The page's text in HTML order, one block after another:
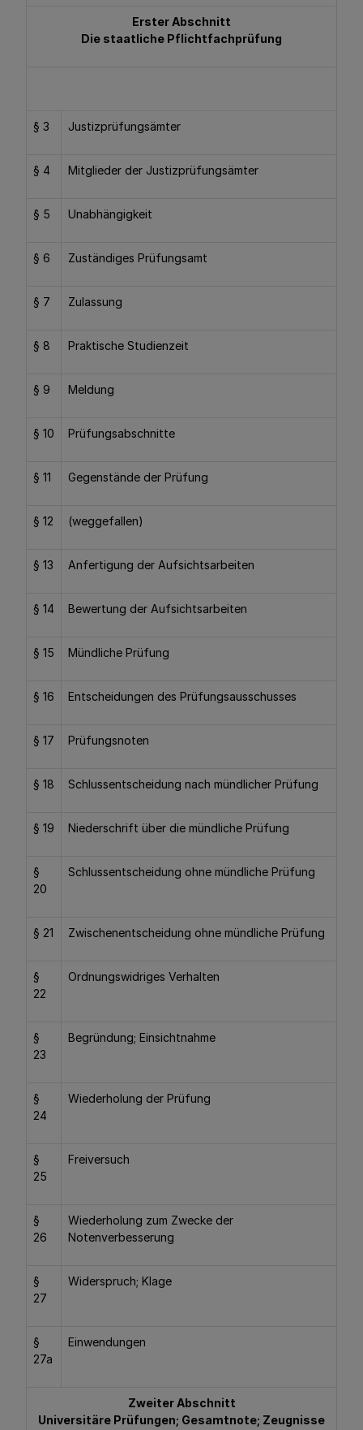
Erster Abschnitt
Die staatliche Pflichtfachprüfung
§ 3 Justizprüfungsämter
§ 4 Mitglieder der Justizprüfungsämter
§ 5 Unabhängigkeit
§ 6 Zuständiges Prüfungsamt
§ 7 Zulassung
§ 8 Praktische Studienzeit
§ 9 Meldung
§ 10 Prüfungsabschnitte
§ 11 Gegenstände der Prüfung
§ 12 (weggefallen)
§ 13 Anfertigung der Aufsichtsarbeiten
§ 14 Bewertung der Aufsichtsarbeiten
§ 15 Mündliche Prüfung
§ 16 Entscheidungen des Prüfungsausschusses
§ 17 Prüfungsnoten
§ 18 Schlussentscheidung nach mündlicher Prüfung
§ 19 Niederschrift über die mündliche Prüfung
§
20
Schlussentscheidung ohne mündliche Prüfung
§ 21 Zwischenentscheidung ohne mündliche Prüfung
§
22
Ordnungswidriges Verhalten
§
23
Begründung; Einsichtnahme
§
24
Wiederholung der Prüfung
§
25
Freiversuch
§
26
Wiederholung zum Zwecke der
Notenverbesserung
§
27
Widerspruch; Klage
§
27a
Einwendungen
Zweiter Abschnitt
Universitäre Prüfungen; Gesamtnote; Zeugnisse